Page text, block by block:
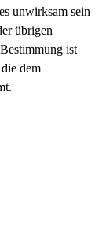
unwirksam sein
übrigen
ist
dem